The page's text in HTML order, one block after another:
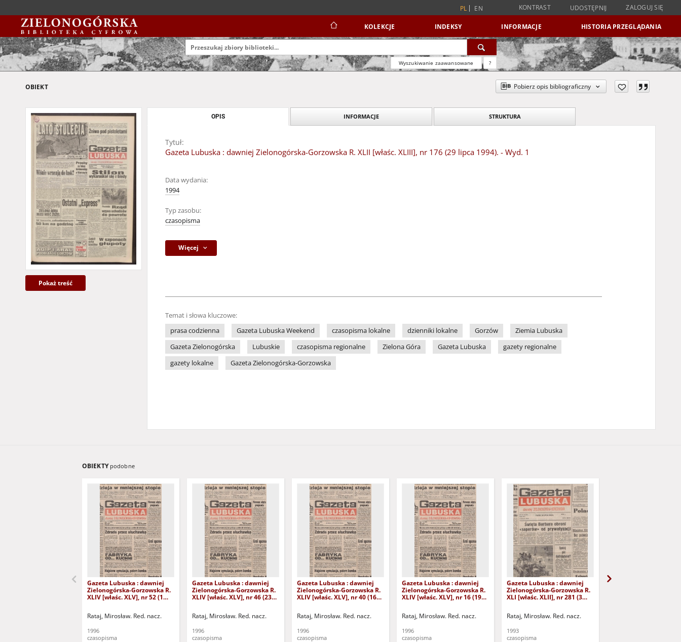
PL EN KONTRAST UDOSTĘPNIJ ZALOGUJ SIĘ
KOLEKCJE INDEKSY INFORMACJE HISTORIA PRZEGLĄDANIA
Wyszukiwanie zaawansowane ?
OBIEKT Pobierz opis bibliograficzny
Pokaż treść
OPIS INFORMACJE STRUKTURA
Tytuł:
Gazeta Lubuska : dawniej Zielonogórska-Gorzowska R. XLII [właśc. XLIII], nr 176 (29 lipca 1994). - Wyd. 1
Data wydania:
1994
Typ zasobu:
czasopisma
Więcej
Temat i słowa kluczowe:
prasa codzienna
Gazeta Lubuska Weekend czasopisma lokalne dzienniki lokalne Gorzów
Ziemia Lubuska
Gazeta Zielonogórska
Lubuskie czasopisma regionalne Zielona Góra Gazeta Lubuska
gazety regionalne
gazety lokalne
Gazeta Zielonogórska-Gorzowska
OBIEKTY podobne
Gazeta Lubuska : dawniej
Zielonogórska-Gorzowska R.
XLIV [właśc. XLV], nr 52 (1
Rataj, Mirosław. Red. nacz.
1996
czasopisma
Gazeta Lubuska : dawniej
Zielonogórska-Gorzowska R.
XLIV [właśc. XLV], nr 46 (23
Rataj, Mirosław. Red. nacz.
1996
czasopisma
Gazeta Lubuska : dawniej
Zielonogórska-Gorzowska R.
XLIV [właśc. XLV], nr 40 (16
Rataj, Mirosław. Red. nacz.
1996
czasopisma
Gazeta Lubuska : dawniej
Zielonogórska-Gorzowska R.
XLIV [właśc. XLV], nr 16 (19
Rataj, Mirosław. Red. nacz.
1996
czasopisma
Gazeta Lubuska : dawniej
Zielonogórska-Gorzowska R.
XLI [właśc. XLII], nr 281 (3
Rataj, Mirosław. Red. nacz.
1993
czasopisma